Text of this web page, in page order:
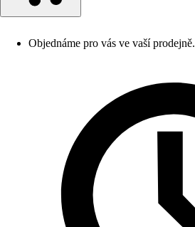
Objednáme pro vás ve vaší prodejně.